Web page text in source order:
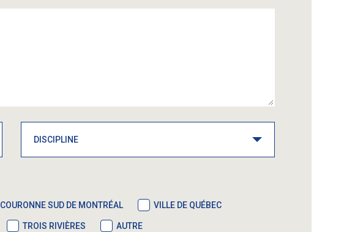
COURONNE SUD DE MONTRÉAL VILLE DE QUÉBEC
TROIS RIVIÈRES AUTRE